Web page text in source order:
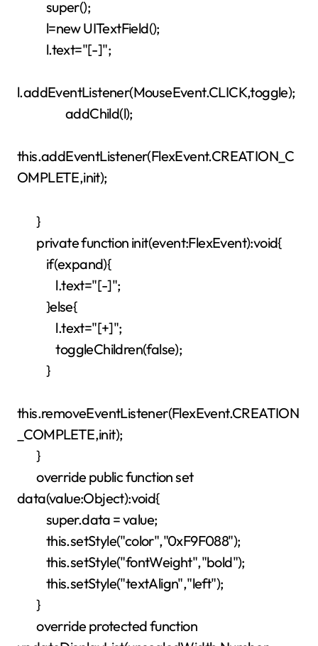
super();
l=new UITextField();
l.text="[-]";
l.addEventListener(MouseEvent.CLICK,toggle);
addChild(l);
this.addEventListener(FlexEvent.CREATION_C
OMPLETE,init);
}
private function init(event:FlexEvent):void{
if(expand){
l.text="[-]";
}else{
l.text="[+]";
toggleChildren(false);
}
this.removeEventListener(FlexEvent.CREATION
_COMPLETE,init);
}
override public function set
data(value:Object):void{
super.data = value;
this.setStyle("color","0xF9F088");
this.setStyle("fontWeight","bold");
this.setStyle("textAlign","left");
}
override protected function